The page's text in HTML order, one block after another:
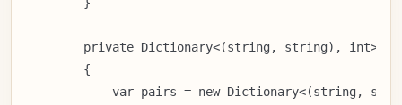
private Dictionary<(string, string), int>
        {
var pairs = new Dictionary<(string,